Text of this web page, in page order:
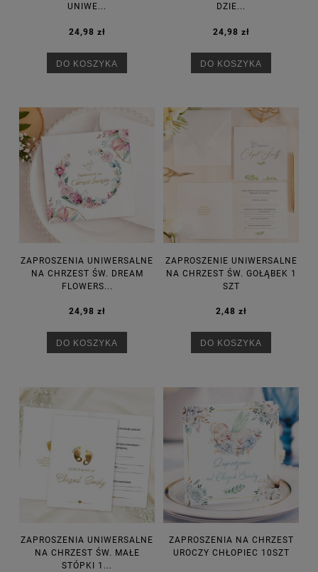
UNIWE...
24,98 zł
DO KOSZYKA
DZIE...
24,98 zł
DO KOSZYKA
ZAPROSZENIA UNIWERSALNE
NA CHRZEST ŚW. DREAM
FLOWERS...
24,98 zł
DO KOSZYKA
ZAPROSZENIE UNIWERSALNE
NA CHRZEST ŚW. GOŁĄBEK 1
SZT
2,48 zł
DO KOSZYKA
ZAPROSZENIA UNIWERSALNE
NA CHRZEST ŚW. MAŁE
STÓPKI 1...
ZAPROSZENIA NA CHRZEST
UROCZY CHŁOPIEC 10SZT